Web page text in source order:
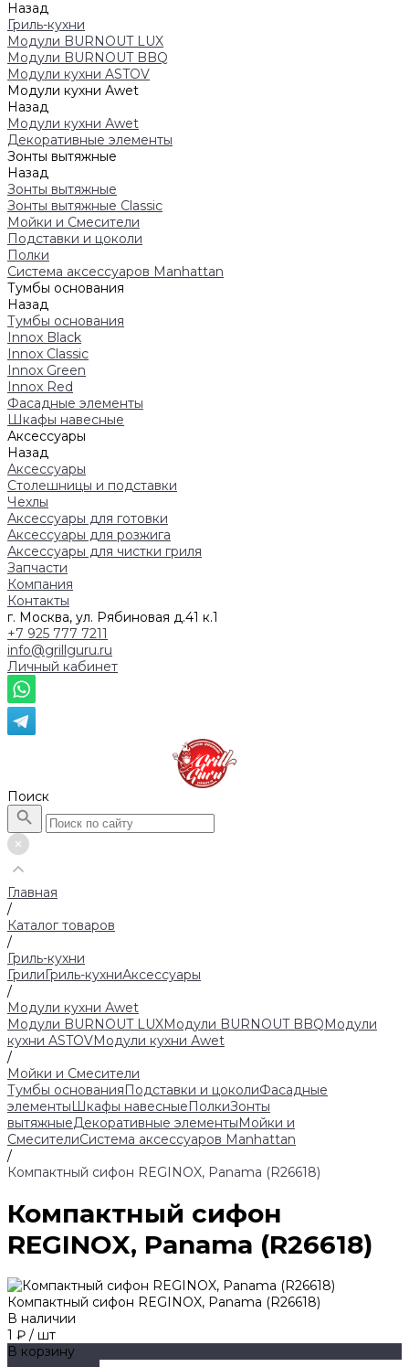
Назад
Гриль-кухни
Модули BURNOUT LUX
Модули BURNOUT BBQ
Модули кухни ASTOV
Модули кухни Аwet
Назад
Модули кухни Аwet
Декоративные элементы
Зонты вытяжные
Назад
Зонты вытяжные
Зонты вытяжные Classic
Мойки и Смесители
Подставки и цоколи
Полки
Система аксессуаров Manhattan
Тумбы основания
Назад
Тумбы основания
Innox Black
Innox Classic
Innox Green
Innox Red
Фасадные элементы
Шкафы навесные
Аксессуары
Назад
Аксессуары
Столешницы и подставки
Чехлы
Аксессуары для готовки
Аксессуары для розжига
Аксессуары для чистки гриля
Запчасти
Компания
Контакты
г. Москва, ул. Рябиновая д.41 к.1
+7 925 777 7211
info@grillguru.ru
Личный кабинет
Поиск
Главная
/
Каталог товаров
/
Гриль-кухни
ГрилиГриль-кухниАксессуары
/
Модули кухни Аwet
Модули BURNOUT LUXМодули BURNOUT BBQМодули
кухни ASTOVМодули кухни Аwet
/
Мойки и Смесители
Тумбы основанияПодставки и цоколиФасадные
элементыШкафы навесныеПолкиЗонты
вытяжныеДекоративные элементыМойки и
СмесителиСистема аксессуаров Manhattan
/
Компактный сифон REGINOX, Panama (R26618)
Компактный сифон
REGINOX, Panama (R26618)
Компактный сифон REGINOX, Panama (R26618)
В наличии
1 ₽ / шт
В корзину